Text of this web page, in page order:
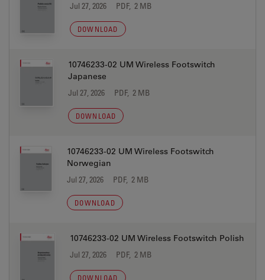
Jul 27, 2026 PDF, 2 MB
DOWNLOAD
10746233-02 UM Wireless Footswitch
Japanese
Jul 27, 2026 PDF, 2 MB
DOWNLOAD
10746233-02 UM Wireless Footswitch
Norwegian
Jul 27, 2026 PDF, 2 MB
DOWNLOAD
10746233-02 UM Wireless Footswitch Polish
Jul 27, 2026 PDF, 2 MB
DOWNLOAD